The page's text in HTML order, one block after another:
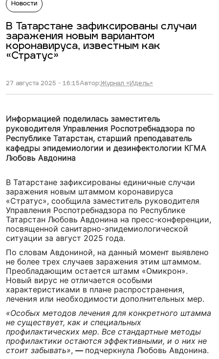
Новости
В Татарстане зафиксированы случаи
заражения новым вариантом
коронавируса, известным как
«Стратус»
27 августа 2025 - 16:15Автор:Журнал «Идель»
Информацией поделилась заместитель
руководителя Управления Роспотребнадзора по
Республике Татарстан, старший преподаватель
кафедры эпидемиологии и дезинфектологии КГМА
Любовь Авдонина
В Татарстане зафиксированы единичные случаи
заражения новым штаммом коронавируса
«Стратус», сообщила заместитель руководителя
Управления Роспотребнадзора по Республике
Татарстан Любовь Авдонина на пресс-конференции,
посвященной санитарно-эпидемиологической
ситуации за август 2025 года.
По словам Авдониной, на данный момент выявлено
не более трех случаев заражения этим штаммом.
Преобладающим остается штамм «Омикрон».
Новый вирус не отличается особыми
характеристиками в плане распространения,
лечения или необходимости дополнительных мер.
«Особых методов лечения для конкретного штамма
не существует, как и специальных
профилактических мер. Все стандартные методы
профилактики остаются эффективными, и о них не
стоит забывать», — подчеркнула Любовь Авдонина.